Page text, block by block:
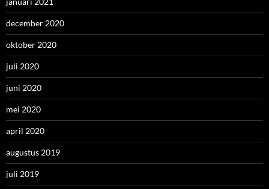
december 2020
oktober 2020
juli 2020
juni 2020
mei 2020
april 2020
augustus 2019
juli 2019